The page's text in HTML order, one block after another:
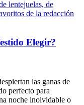
Elegir?
las ganas de
perfecto para
noche inolvidable o